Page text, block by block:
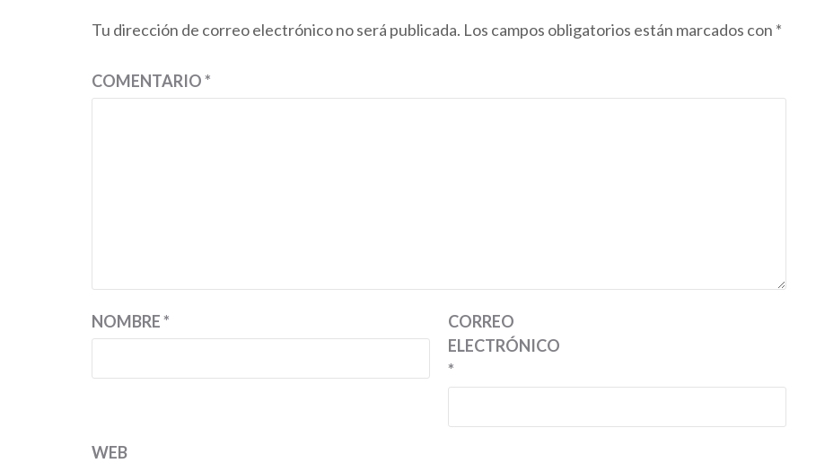
Tu dirección de correo electrónico no será publicada. Los campos obligatorios están marcados con *
COMENTARIO*
NOMBRE*
CORREO
ELECTRÓNICO
*
WEB